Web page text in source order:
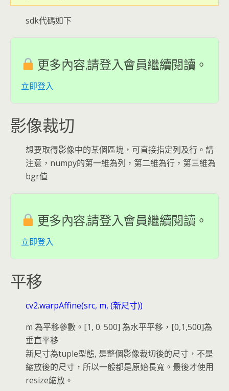
sdk代碼如下
更多內容,請登入會員繼續閱讀。
立即登入
影像裁切
想要取得影像中的某個區塊，可直接指定列及行。請
注意，numpy的第一維為列，第二維為行，第三維為
bgr值
更多內容,請登入會員繼續閱讀。
立即登入
平移
cv2.warpAffine(src, m, (新尺寸))
m 為平移參數。[1, 0. 500] 為水平平移，[0,1,500]為
垂直平移
新尺寸為tuple型態, 是整個影像裁切後的尺寸，不是
縮放後的尺寸，所以一般都是原始長寬。最後才使用
resize縮放。